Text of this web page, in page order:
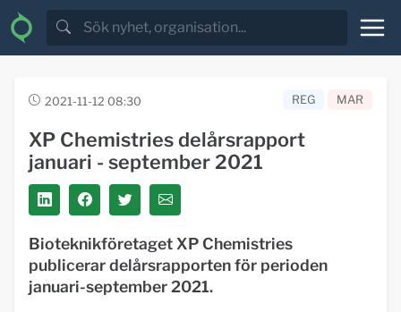
2021-11-12 08:30 REG MAR
XP Chemistries delårsrapport
januari - september 2021
Bioteknikföretaget XP Chemistries
publicerar delårsrapporten för perioden
januari-september 2021.